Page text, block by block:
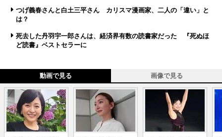
つげ義春さんと白土三平さん カリスマ漫画家、二人の「違い」と
は？
死去した丹羽宇一郎さんは、経済界有数の読書家だった 『死ぬほ
ど読書』ベストセラーに
動画で見る 画像で見る